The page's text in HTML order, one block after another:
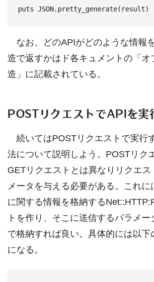
なお、どのAPIがどのような情報
造で返すかはド各キュメントの「オ
造」に記載されている。
POSTリクエストでAPIを実
続いてはPOSTリクエストで実行
法について説明しよう。POSTリク
GETリクエストとは異なりリクエス
メータを与える必要がある。これに
に関する情報を格納する
トを作り、そこに送信するパラメ
で格納すれば良い。具体的には以下
になる。